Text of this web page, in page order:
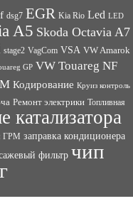
dsg7 EGR Kia Rio Led LED
A5 Skoda Octavia A7
stage2 VagCom VSA VW Amarok
GP VW Touareg NF
Кодирование Круиз контроль
Ремонт электрики Топливная
катализатора
ГРМ заправка кондиционера
фильтр чип